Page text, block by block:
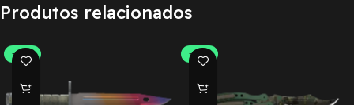
Produtos relacionados
-30% -30%